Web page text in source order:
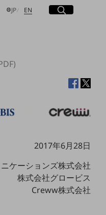
JP日本語
EN Englishサイト内検索
開く
ー
2017年6月28日
ケーションズ株式会社
株式会社グロービス
Creww株式会社